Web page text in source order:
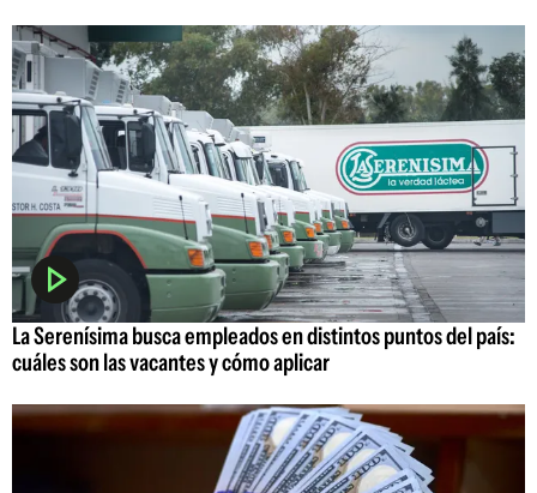
La Serenísima busca empleados en distintos puntos del país:
cuáles son las vacantes y cómo aplicar